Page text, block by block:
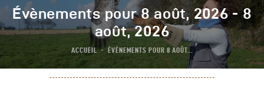
Évènements pour 8 août, 2026 - 8
août, 2026
ACCUEIL ÉVÈNEMENTS POUR 8 AOÛT...
L’Association
Centre De Sauvegarde
Espace Découverte
Nous Soutenir